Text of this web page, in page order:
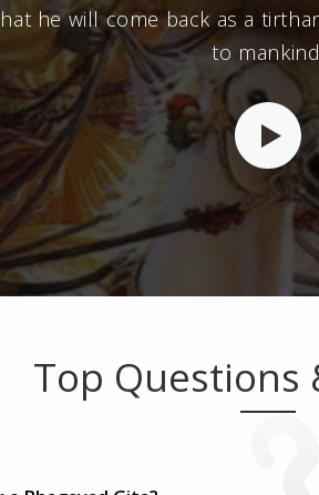
he will come back as a
to
Top Questions